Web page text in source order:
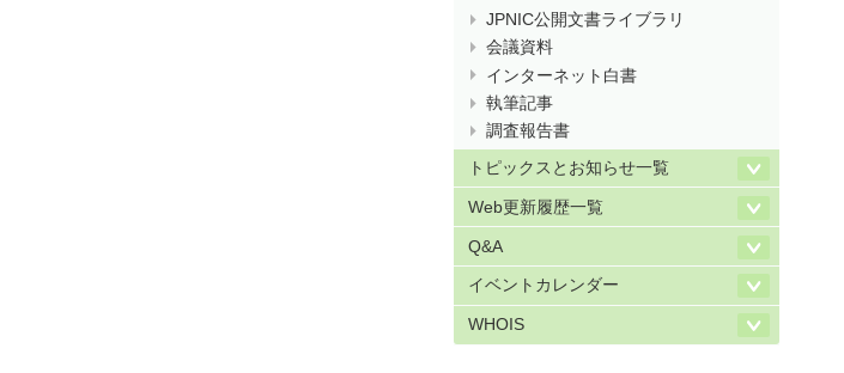
JPNIC公開文書ライブラリ
会議資料
インターネット白書
執筆記事
調査報告書
トピックスとお知らせ一覧
Web更新履歴一覧
Q&A
イベントカレンダー
WHOIS